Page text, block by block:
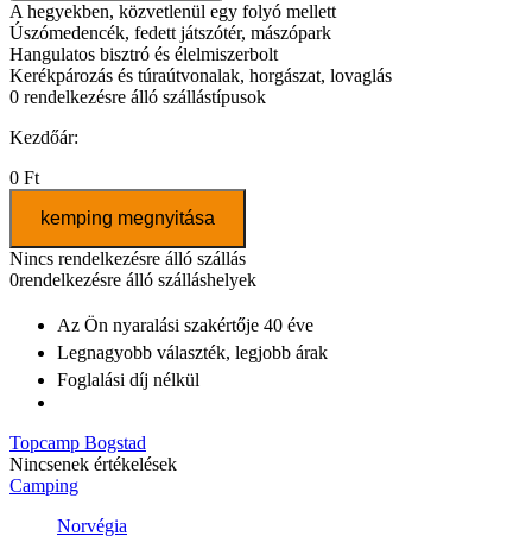
A hegyekben, közvetlenül egy folyó mellett
Úszómedencék, fedett játszótér, mászópark
Hangulatos bisztró és élelmiszerbolt
Kerékpározás és túraútvonalak, horgászat, lovaglás
0 rendelkezésre álló szállástípusok
Kezdőár:
0 Ft
kemping megnyitása
Nincs rendelkezésre álló szállás
0rendelkezésre álló szálláshelyek
Az Ön nyaralási szakértője 40 éve
Legnagyobb választék, legjobb árak
Foglalási díj nélkül
Topcamp Bogstad
Nincsenek értékelések
Camping
Norvégia